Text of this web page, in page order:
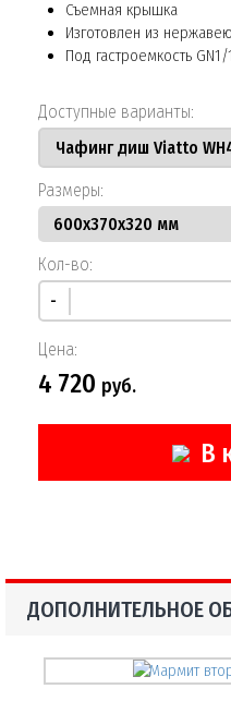
Съемная крышка
Изготовлен из
Под гастроемкость GN1/1
Доступные варианты:
Размеры:
Кол-во:
-
Цена:
4 720 руб.
В
ДОПОЛНИТЕЛЬНОЕ